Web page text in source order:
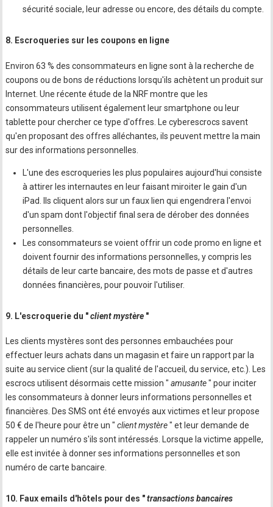
sécurité sociale, leur adresse ou encore, des détails du compte.
8. Escroqueries sur les coupons en ligne
Environ 63 % des consommateurs en ligne sont à la recherche de
coupons ou de bons de réductions lorsqu'ils achètent un produit sur
Internet. Une récente étude de la NRF montre que les
consommateurs utilisent également leur smartphone ou leur
tablette pour chercher ce type d'offres. Le cyberescrocs savent
qu'en proposant des offres alléchantes, ils peuvent mettre la main
sur des informations personnelles.
L'une des escroqueries les plus populaires aujourd'hui consiste
à attirer les internautes en leur faisant miroiter le gain d'un
iPad. Ils cliquent alors sur un faux lien qui engendrera l'envoi
d'un spam dont l'objectif final sera de dérober des données
personnelles.
Les consommateurs se voient offrir un code promo en ligne et
doivent fournir des informations personnelles, y compris les
détails de leur carte bancaire, des mots de passe et d'autres
données financières, pour pouvoir l'utiliser.
9. L'escroquerie du "client mystère "
Les clients mystères sont des personnes embauchées pour
effectuer leurs achats dans un magasin et faire un rapport par la
suite au service client (sur la qualité de l'accueil, du service, etc.). Les
escrocs utilisent désormais cette mission " amusante" pour inciter
les consommateurs à donner leurs informations personnelles et
financières. Des SMS ont été envoyés aux victimes et leur propose
50 € de l'heure pour être un " client mystère" et leur demande de
rappeler un numéro s'ils sont intéressés. Lorsque la victime appelle,
elle est invitée à donner ses informations personnelles et son
numéro de carte bancaire.
10. Faux emails d'hôtels pour des "transactions bancaires